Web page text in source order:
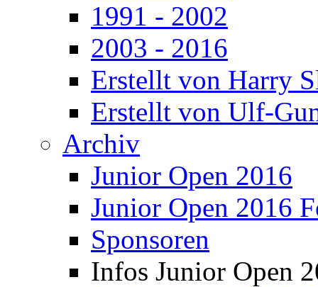
1991 - 2002
2003 - 2016
Erstellt von Harry
Erstellt von Ulf-
Archiv
Junior Open 2016
Junior Open 2016
Sponsoren
Infos Junior Open